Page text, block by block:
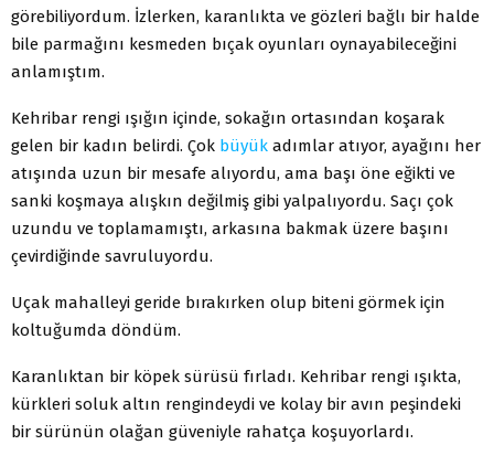
görebiliyordum. İzlerken, karanlıkta ve gözleri bağlı bir halde
bile parmağını kesmeden bıçak oyunları oynayabileceğini
anlamıştım.
Kehribar rengi ışığın içinde, sokağın ortasından koşarak
gelen bir kadın belirdi. Çok büyük adımlar atıyor, ayağını her
atışında uzun bir mesafe alıyordu, ama başı öne eğikti ve
sanki koşmaya alışkın değilmiş gibi yalpalıyordu. Saçı çok
uzundu ve toplamamıştı, arkasına bakmak üzere başını
çevirdiğinde savruluyordu.
Uçak mahalleyi geride bırakırken olup biteni görmek için
koltuğumda döndüm.
Karanlıktan bir köpek sürüsü fırladı. Kehribar rengi ışıkta,
kürkleri soluk altın rengindeydi ve kolay bir avın peşindeki
bir sürünün olağan güveniyle rahatça koşuyorlardı.